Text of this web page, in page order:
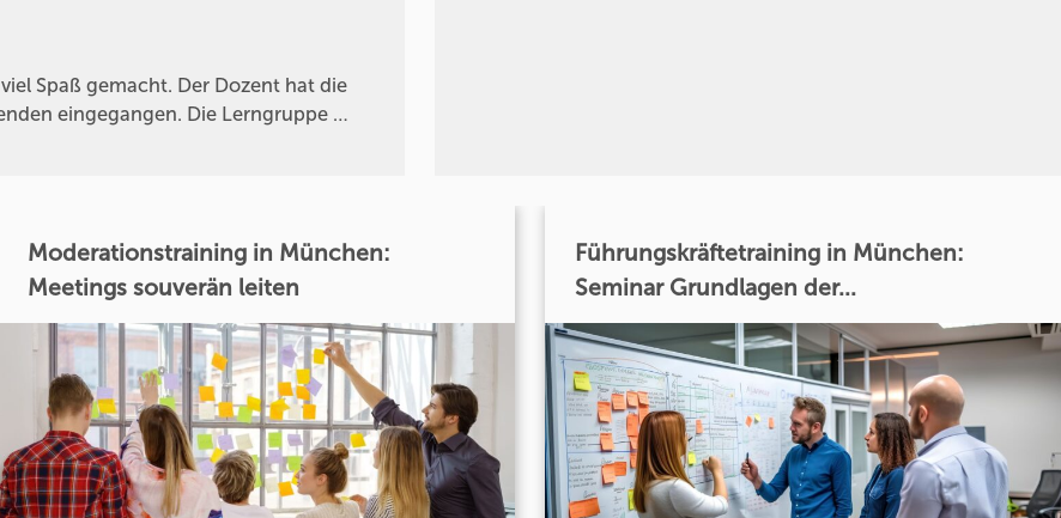
Spaß gemacht. Der Dozent hat die
eingegangen. Die Lerngruppe …
Moderationstraining in München:
Meetings souverän leiten
Führungskräftetraining in München:
Seminar Grundlagen der...